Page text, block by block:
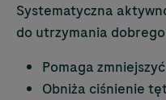
Systematyczna
do utrzymania
Pomaga
Obniża ciśnienie